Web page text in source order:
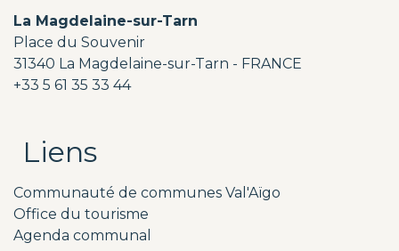
La Magdelaine-sur-Tarn
Place du Souvenir
31340 La Magdelaine-sur-Tarn - FRANCE
+33 5 61 35 33 44
Liens
Communauté de communes Val'Aïgo
Office du tourisme
Agenda communal